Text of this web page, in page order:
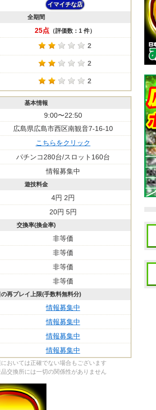
イマイチな店
全期間
25点 （評価数：1 件）
2
2
2
基本情報
9:00〜22:50
広島県広島市西区南観音7-16-10
こちらをクリック
パチンコ280台/スロット160台
情報募集中
遊技料金
4円 2円
20円 5円
交換率(換金率)
非等価
非等価
非等価
非等価
再プレイ上限(手数料無料分)
情報募集中
情報募集中
情報募集中
情報募集中
おいては正確でない場合もございます
交換所には一切の関係性がありません